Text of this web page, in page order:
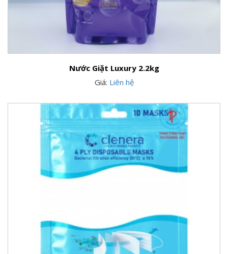
Nước Giặt Luxury 2.2kg
Giá: Liên hệ